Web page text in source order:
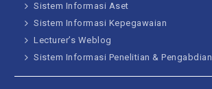
Sistem Informasi Aset
Sistem Informasi Kepegawaian
Lecturer’s Weblog
Sistem Informasi Penelitian & Pengabdian